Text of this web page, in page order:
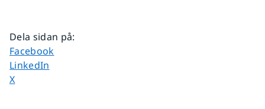
Dela sidan på:
Dela sidan på
Facebook
Dela sidan på
LinkedIn
Dela sidan på
X